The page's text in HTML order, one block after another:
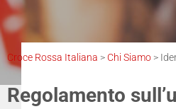
Croce Rossa Italiana > Chi Siamo >
Regolamento